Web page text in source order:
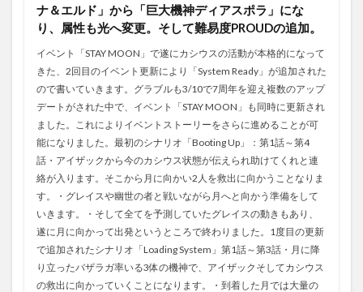
ナ＆エルド」から「巨大機神ディアスポラ」にな
り、属性も光へ変更。そして難易度PROUDの追加。
イベント「STAY MOON」で遂にカシウスの活動が本格的になって
きた、2回目のイベント更新により「System Ready」が追加された
ので書いていきます。グラブルも3/10で7周年を迎え複数のアップ
デートがされた中で、イベント「STAY MOON」も同時に更新され
ました。これによりイベントストーリーをさらに進めることが可
能になりました。最初のシナリオ「Booting Up」：第1話～第4
話・アイザックから今のカシウス状態が伝えられ助けてくれと連
絡が入ります。そこから月に向かい2人を救出に向かうことなりま
す。・グレイスや幽世の者と戦いながら月へと向かう準備をして
いきます。・そして全てを予測していたグレイスの動きもあり、
遂に月に向かって出発というところで終わりました。1度目の更新
で追加されたシナリオ「Loading System」第1話～第3話・月に降
り立ったバザラガ率いる3体の機神で、アイザックそしてカシウス
の救出に向かっていくことになります。・到着した月では大量の